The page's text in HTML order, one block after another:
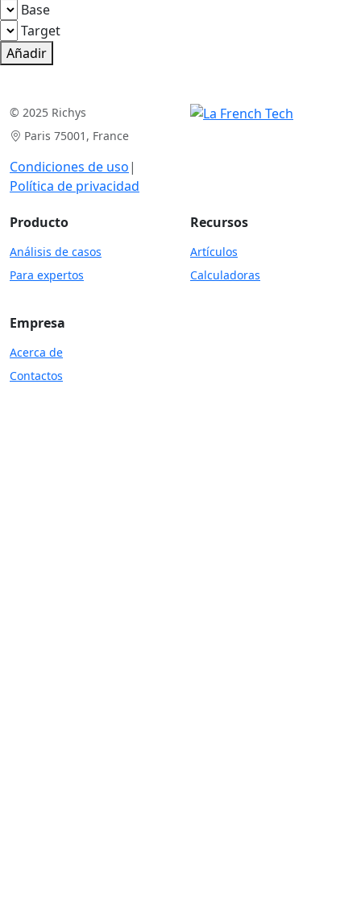
Base
Target
Añadir
© 2025 Richys
Paris 75001, France
Condiciones de uso|
Política de privacidad
Producto
Análisis de casos
Para expertos
Recursos
Artículos
Calculadoras
Empresa
Acerca de
Contactos